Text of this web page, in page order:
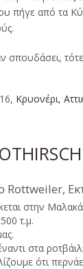
πήγε από τα
σπουδάσει,
Κρυονέρι,
Rottweiler,
στην
τ.μ.
στα
ότι